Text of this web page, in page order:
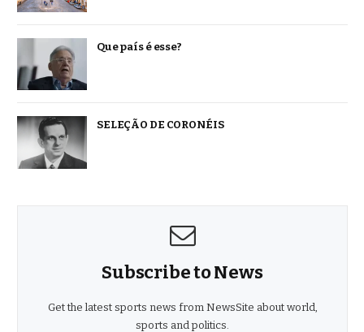
Que país é esse?
SELEÇÃO DE CORONÉIS
Subscribe to News
Get the latest sports news from NewsSite about world,
sports and politics.